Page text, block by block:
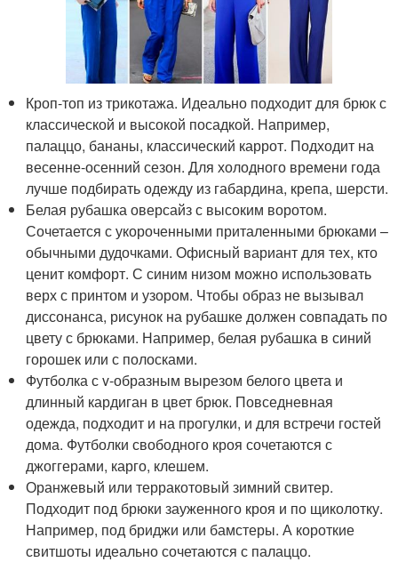
Кроп-топ из трикотажа. Идеально подходит для брюк с
классической и высокой посадкой. Например,
палаццо, бананы, классический каррот. Подходит на
весенне-осенний сезон. Для холодного времени года
лучше подбирать одежду из габардина, крепа, шерсти.
Белая рубашка оверсайз с высоким воротом.
Сочетается с укороченными приталенными брюками –
обычными дудочками. Офисный вариант для тех, кто
ценит комфорт. С синим низом можно использовать
верх с принтом и узором. Чтобы образ не вызывал
диссонанса, рисунок на рубашке должен совпадать по
цвету с брюками. Например, белая рубашка в синий
горошек или с полосками.
Футболка с v-образным вырезом белого цвета и
длинный кардиган в цвет брюк. Повседневная
одежда, подходит и на прогулки, и для встречи гостей
дома. Футболки свободного кроя сочетаются с
джоггерами, карго, клешем.
Оранжевый или терракотовый зимний свитер.
Подходит под брюки зауженного кроя и по щиколотку.
Например, под бриджи или бамстеры. А короткие
свитшоты идеально сочетаются с палаццо.